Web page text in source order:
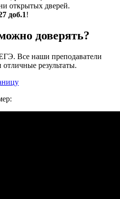
открытых дверей.
доб.1!
доверять?
Все наши преподаватели
результаты.